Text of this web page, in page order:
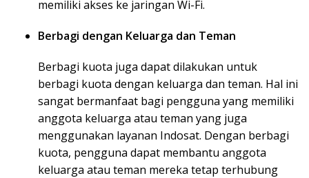
memiliki akses ke jaringan Wi-Fi.
Berbagi dengan Keluarga dan Teman
Berbagi kuota juga dapat dilakukan untuk
berbagi kuota dengan keluarga dan teman. Hal ini
sangat bermanfaat bagi pengguna yang memiliki
anggota keluarga atau teman yang juga
menggunakan layanan Indosat. Dengan berbagi
kuota, pengguna dapat membantu anggota
keluarga atau teman mereka tetap terhubung